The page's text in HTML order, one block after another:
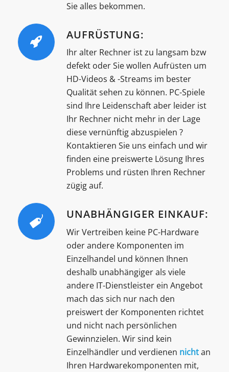
Sie alles bekommen.
AUFRÜSTUNG:
Ihr alter Rechner ist zu langsam bzw
defekt oder Sie wollen Aufrüsten um
HD-Videos & -Streams im bester
Qualität sehen zu können. PC-Spiele
sind Ihre Leidenschaft aber leider ist
Ihr Rechner nicht mehr in der Lage
diese vernünftig abzuspielen ?
Kontaktieren Sie uns einfach und wir
finden eine preiswerte Lösung Ihres
Problems und rüsten Ihren Rechner
zügig auf.
UNABHÄNGIGER EINKAUF:
Wir Vertreiben keine PC-Hardware
oder andere Komponenten im
Einzelhandel und können Ihnen
deshalb unabhängiger als viele
andere IT-Dienstleister ein Angebot
mach das sich nur nach den
preiswert der Komponenten richtet
und nicht nach persönlichen
Gewinnzielen. Wir sind kein
Einzelhändler und verdienen nichtan
Ihren Hardwarekomponenten mit,